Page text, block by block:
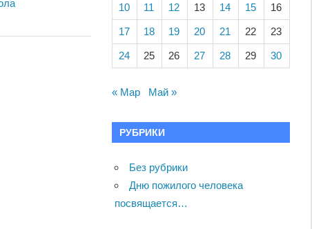
10 11 12 13 14 15 16
17 18 19 20 21 22 23
24 25 26 27 28 29 30
« Мар Май »
РУБРИКИ
Без рубрики
Дню пожилого человека
посвящается…